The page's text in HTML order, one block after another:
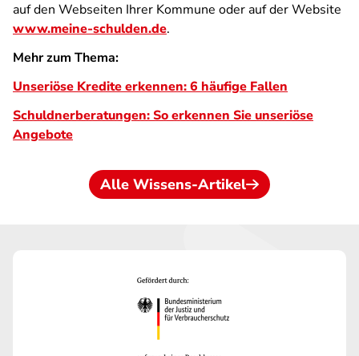
auf den Webseiten Ihrer Kommune oder auf der Website
www.meine-schulden.de.
Mehr zum Thema:
Unseriöse Kredite erkennen: 6 häufige Fallen
Schuldnerberatungen: So erkennen Sie unseriöse
Angebote
Alle Wissens-Artikel